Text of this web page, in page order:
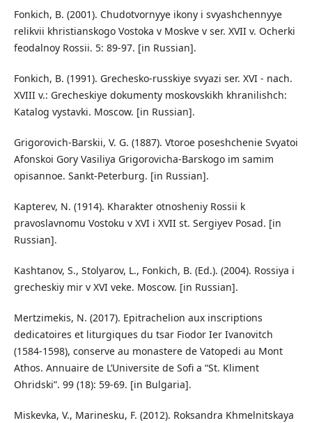
Fonkich, B. (2001). Chudotvornyye ikony i svyashchennyye
relikvii khristianskogo Vostoka v Moskve v ser. XVII v. Ocherki
feodalnoy Rossii. 5: 89-97. [in Russian].
Fonkich, B. (1991). Grechesko-russkiye svyazi ser. XVI - nach.
XVIII v.: Grecheskiye dokumenty moskovskikh khranilishch:
Katalog vystavki. Moscow. [in Russian].
Grigorovich-Barskii, V. G. (1887). Vtoroe poseshchenie Svyatoi
Afonskoi Gory Vasiliya Grigorovicha-Barskogo im samim
opisannoe. Sankt-Peterburg. [in Russian].
Kapterev, N. (1914). Kharakter otnosheniy Rossii k
pravoslavnomu Vostoku v XVI i XVII st. Sergiyev Posad. [in
Russian].
Kashtanov, S., Stolyarov, L., Fonkich, B. (Ed.). (2004). Rossiya i
grecheskiy mir v XVI veke. Moscow. [in Russian].
Mertzimekis, N. (2017). Epitrachelion aux inscriptions
dedicatoires et liturgiques du tsar Fiodor Ier Ivanovitch
(1584-1598), conserve au monastere de Vatopedi au Mont
Athos. Annuaire de L’Universite de Sofi a “St. Kliment
Ohridski”. 99 (18): 59-69. [in Bulgaria].
Miskevka, V., Marinesku, F. (2012). Roksandra Khmelnitskaya